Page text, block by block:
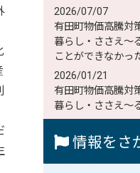
2026/07/07
有田町物価高騰対
暮らし・ささえ～
ことができなかっ
2026/01/21
有田町物価高騰対
暮らし・ささえ～
情報をさ